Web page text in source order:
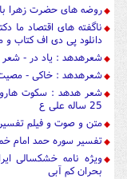
روضه های حضرت زهرا با
ناگفته های اقتصاد ما
دانلود پی دی اف کتاب و
شعرهدهد : یاد در - شعر
شعرهدهد : خاکی -
شعر هدهد : سکوت
25 ساله علی ع
متن و صوت و فیلم تفسیر
تفسیر سوره حمد امام
ویژه نامه خشکسالی
بحران کم آبی